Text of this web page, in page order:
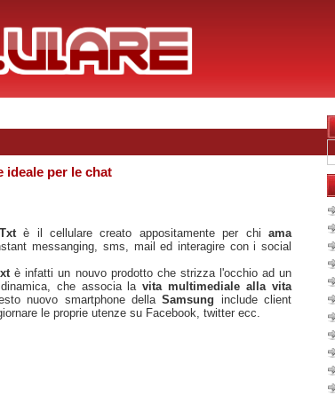
ideale per le chat
Txtè il cellulare creato appositamente per chiama
messanging, sms, mail ed interagire con i social
è infatti un nouvo prodotto che strizza l'occhio ad un
che associa lavita multimediale alla vita
nuovo smartphone dellaSamsung include client
le proprie utenze su Facebook, twitter ecc.